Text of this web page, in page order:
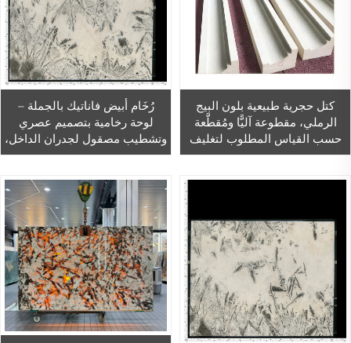
كتل حجرية طبيعية بلون البيج
الرملي، مقطوعة آليًّا ومُقطَّعة
حسب القياس المطلوب لتغليف
الجدران الخارجية للفيلات
رُخَام أبيض فاناتيك بالجملة –
لوحة رخامية بتصميم عصري
وتشطيب مصقول لجدران الداخل،
بتصميم رخامي